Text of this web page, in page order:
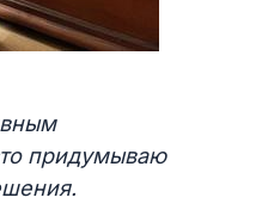
придумываю